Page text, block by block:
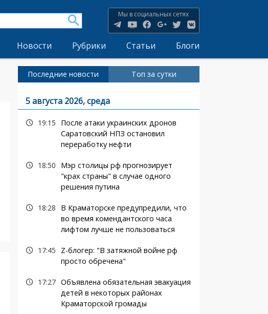
Мы в социальных сетях
Новости Рубрики Статьи Блоги
Последние новости Топ за сутки
5 августа 2026, среда
19:15
После атаки украинских дронов
Саратовский НПЗ остановил
переработку нефти
18:50
Мэр столицы рф прогнозирует
"крах страны" в случае одного
решения путина
18:28
В Краматорске предупредили, что
во время комендантского часа
лифтом лучше не пользоваться
17:45
Z-блогер: "В затяжной войне рф
просто обречена"
17:27 Объявлена обязательная эвакуация
детей в некоторых районах
Краматорской громады